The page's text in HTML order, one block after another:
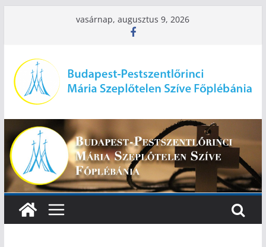
vasárnap, augusztus 9, 2026